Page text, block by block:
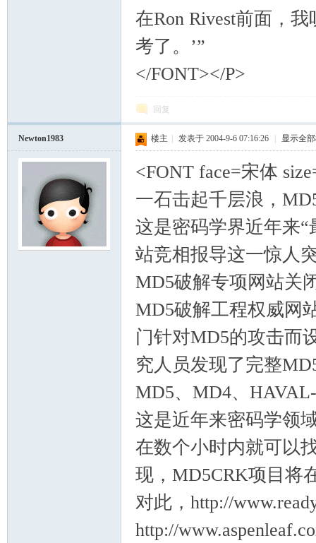
在Ron Rivest前面，
考了。’”
</FONT></P>
回复
Newton1983 楼主 发表于 2004-9-6 07:16:26 显示全
<FONT face=宋体
一石击起千层浪，
这是密码学界近年来
站竞相报导这一惊人
MD5破解专项网站关
MD5破解工程权威网
门针对MD5的攻击而
究人员发现了完整
MD5、MD4、
这是近年来密码学领
在数个小时内就可以
现，MD5CRK项目将
对此，http://
http://